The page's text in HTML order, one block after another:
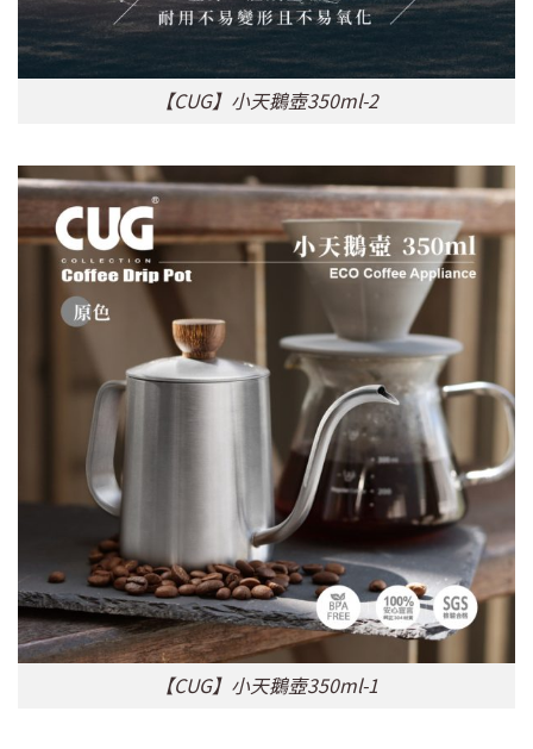
【CUG】小天鵝壺350ml-2
【CUG】小天鵝壺350ml-1